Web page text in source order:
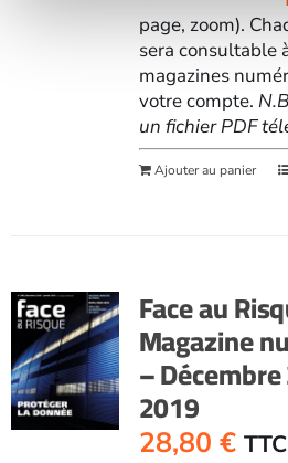
page, zoom).
sera consultable
magazines
votre compte.
un fichier PDF
Ajouter au panier
Face au
Magazine
–
2019
28,80 € TTC